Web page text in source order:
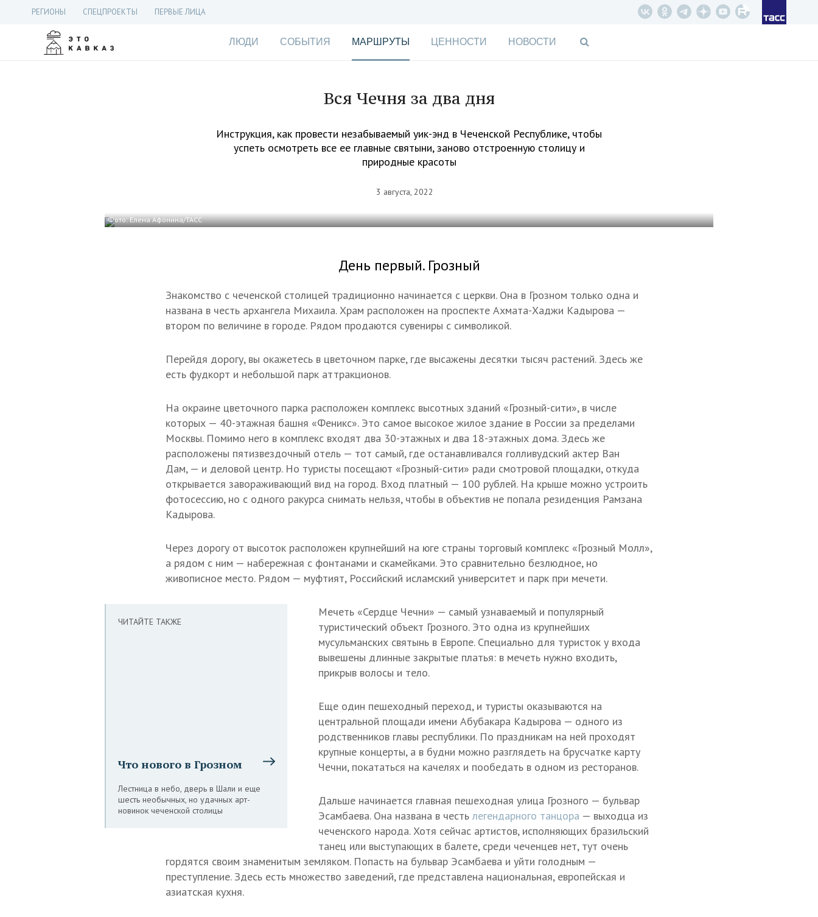
РЕГИОНЫ СПЕЦПРОЕКТЫ ПЕРВЫЕ ЛИЦА
ЛЮДИ СОБЫТИЯ МАРШРУТЫ ЦЕННОСТИ НОВОСТИ
Вся Чечня за два дня
Инструкция, как провести незабываемый уик-энд в Чеченской Республике, чтобы
успеть осмотреть все ее главные святыни, заново отстроенную столицу и
природные красоты
3 августа, 2022
Фото: Елена Афонина/ТАСС
День первый. Грозный
Знакомство с чеченской столицей традиционно начинается с церкви. Она в Грозном только одна и
названа в честь архангела Михаила. Храм расположен на проспекте Ахмата-Хаджи Кадырова —
втором по величине в городе. Рядом продаются сувениры с символикой.
Перейдя дорогу, вы окажетесь в цветочном парке, где высажены десятки тысяч растений. Здесь же
есть фудкорт и небольшой парк аттракционов.
На окраине цветочного парка расположен комплекс высотных зданий «Грозный-сити», в числе
которых — 40-этажная башня «Феникс». Это самое высокое жилое здание в России за пределами
Москвы. Помимо него в комплекс входят два 30-этажных и два 18-этажных дома. Здесь же
расположены пятизвездочный отель — тот самый, где останавливался голливудский актер Ван
Дам, — и деловой центр. Но туристы посещают «Грозный-сити» ради смотровой площадки, откуда
открывается завораживающий вид на город. Вход платный — 100 рублей. На крыше можно устроить
фотосессию, но с одного ракурса снимать нельзя, чтобы в объектив не попала резиденция Рамзана
Кадырова.
Через дорогу от высоток расположен крупнейший на юге страны торговый комплекс «Грозный Молл»,
а рядом с ним — набережная с фонтанами и скамейками. Это сравнительно безлюдное, но
живописное место. Рядом — муфтият, Российский исламский университет и парк при мечети.
ЧИТАЙТЕ ТАКЖЕ
Что нового в Грозном
Лестница в небо, дверь в Шали и еще
шесть необычных, но удачных арт-
новинок чеченской столицы
Мечеть «Сердце Чечни» — самый узнаваемый и популярный
туристический объект Грозного. Это одна из крупнейших
мусульманских святынь в Европе. Специально для туристок у входа
вывешены длинные закрытые платья: в мечеть нужно входить,
прикрыв волосы и тело.
Еще один пешеходный переход, и туристы оказываются на
центральной площади имени Абубакара Кадырова — одного из
родственников главы республики. По праздникам на ней проходят
крупные концерты, а в будни можно разглядеть на брусчатке карту
Чечни, покататься на качелях и пообедать в одном из ресторанов.
Дальше начинается главная пешеходная улица Грозного — бульвар
Эсамбаева. Она названа в честьлегендарного танцора — выходца из
чеченского народа. Хотя сейчас артистов, исполняющих бразильский
танец или выступающих в балете, среди чеченцев нет, тут очень
гордятся своим знаменитым земляком. Попасть на бульвар Эсамбаева и уйти голодным —
преступление. Здесь есть множество заведений, где представлена национальная, европейская и
азиатская кухня.